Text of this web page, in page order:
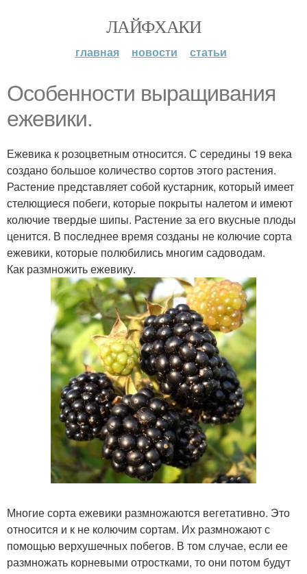
ЛАЙФХАКИ
главная новости статьи
Особенности выращивания
ежевики.
Ежевика к розоцветным относится. С середины 19 века
создано большое количество сортов этого растения.
Растение представляет собой кустарник, который имеет
стелющиеся побеги, которые покрыты налетом и имеют
колючие твердые шипы. Растение за его вкусные плоды
ценится. В последнее время созданы не колючие сорта
ежевики, которые полюбились многим садоводам.
Как размножить ежевику.
Многие сорта ежевики размножаются вегетативно. Это
относится и к не колючим сортам. Их размножают с
помощью верхушечных побегов. В том случае, если ее
размножать корневыми отростками, то они потом будут